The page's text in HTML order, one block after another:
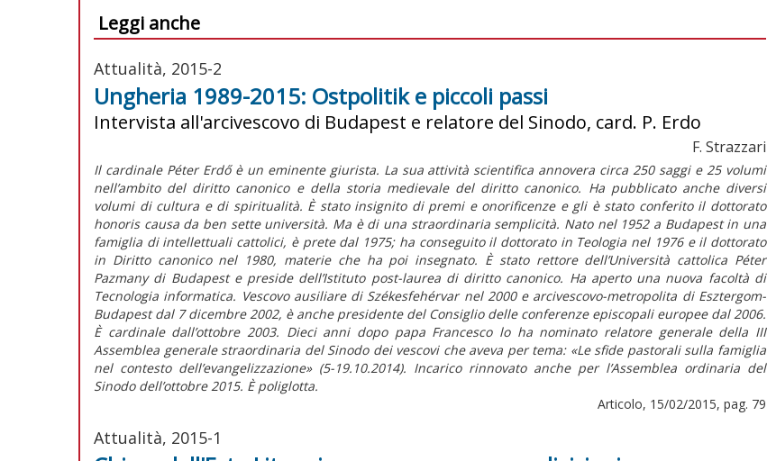
Leggi anche
Attualità, 2015-2
Ungheria 1989-2015: Ostpolitik e piccoli passi
Intervista all'arcivescovo di Budapest e relatore del Sinodo, card. P. Erdo
F. Strazzari
Il cardinale Péter Erdő è un eminente giurista. La sua attività scientifica annovera circa 250 saggi e 25 volumi
nell’ambito del diritto canonico e della storia medievale del diritto canonico. Ha pubblicato anche diversi
volumi di cultura e di spiritualità. È stato insignito di premi e onorificenze e gli è stato conferito il dottorato
honoris causa da ben sette università. Ma è di una straordinaria semplicità. Nato nel 1952 a Budapest in una
famiglia di intellettuali cattolici, è prete dal 1975; ha conseguito il dottorato in Teologia nel 1976 e il dottorato
in Diritto canonico nel 1980, materie che ha poi insegnato. È stato rettore dell’Università cattolica Péter
Pazmany di Budapest e preside dell’Istituto post-laurea di diritto canonico. Ha aperto una nuova facoltà di
Tecnologia informatica. Vescovo ausiliare di Székesfehérvar nel 2000 e arcivescovo-metropolita di Esztergom-
Budapest dal 7 dicembre 2002, è anche presidente del Consiglio delle conferenze episcopali europee dal 2006.
È cardinale dall’ottobre 2003. Dieci anni dopo papa Francesco lo ha nominato relatore generale della III
Assemblea generale straordinaria del Sinodo dei vescovi che aveva per tema: «Le sfide pastorali sulla famiglia
nel contesto dell’evangelizzazione» (5-19.10.2014). Incarico rinnovato anche per l’Assemblea ordinaria del
Sinodo dell’ottobre 2015. È poliglotta.
Articolo, 15/02/2015, pag. 79
Attualità, 2015-1